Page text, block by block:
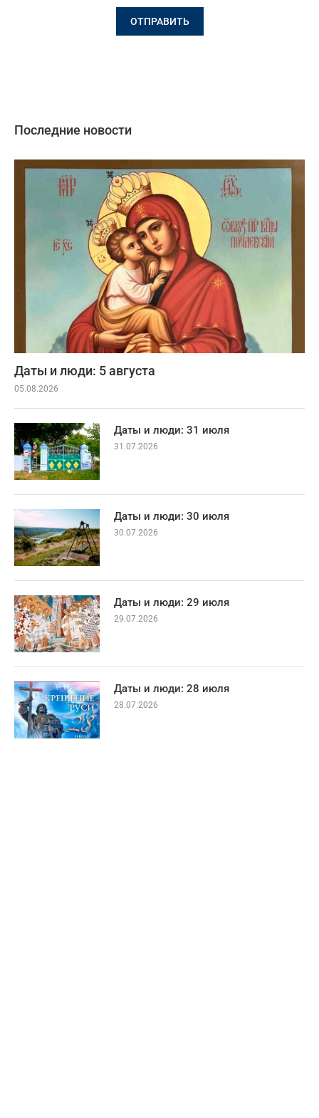
Последние новости
Даты и люди: 5 августа
05.08.2026
Даты и люди: 31 июля
31.07.2026
Даты и люди: 30 июля
30.07.2026
Даты и люди: 29 июля
29.07.2026
Даты и люди: 28 июля
28.07.2026